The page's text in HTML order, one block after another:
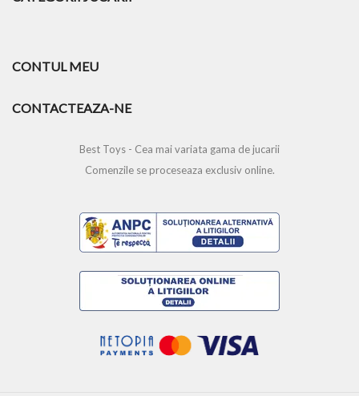
CONTUL MEU
CONTACTEAZA-NE
Best Toys - Cea mai variata gama de jucarii
Comenzile se proceseaza exclusiv online.